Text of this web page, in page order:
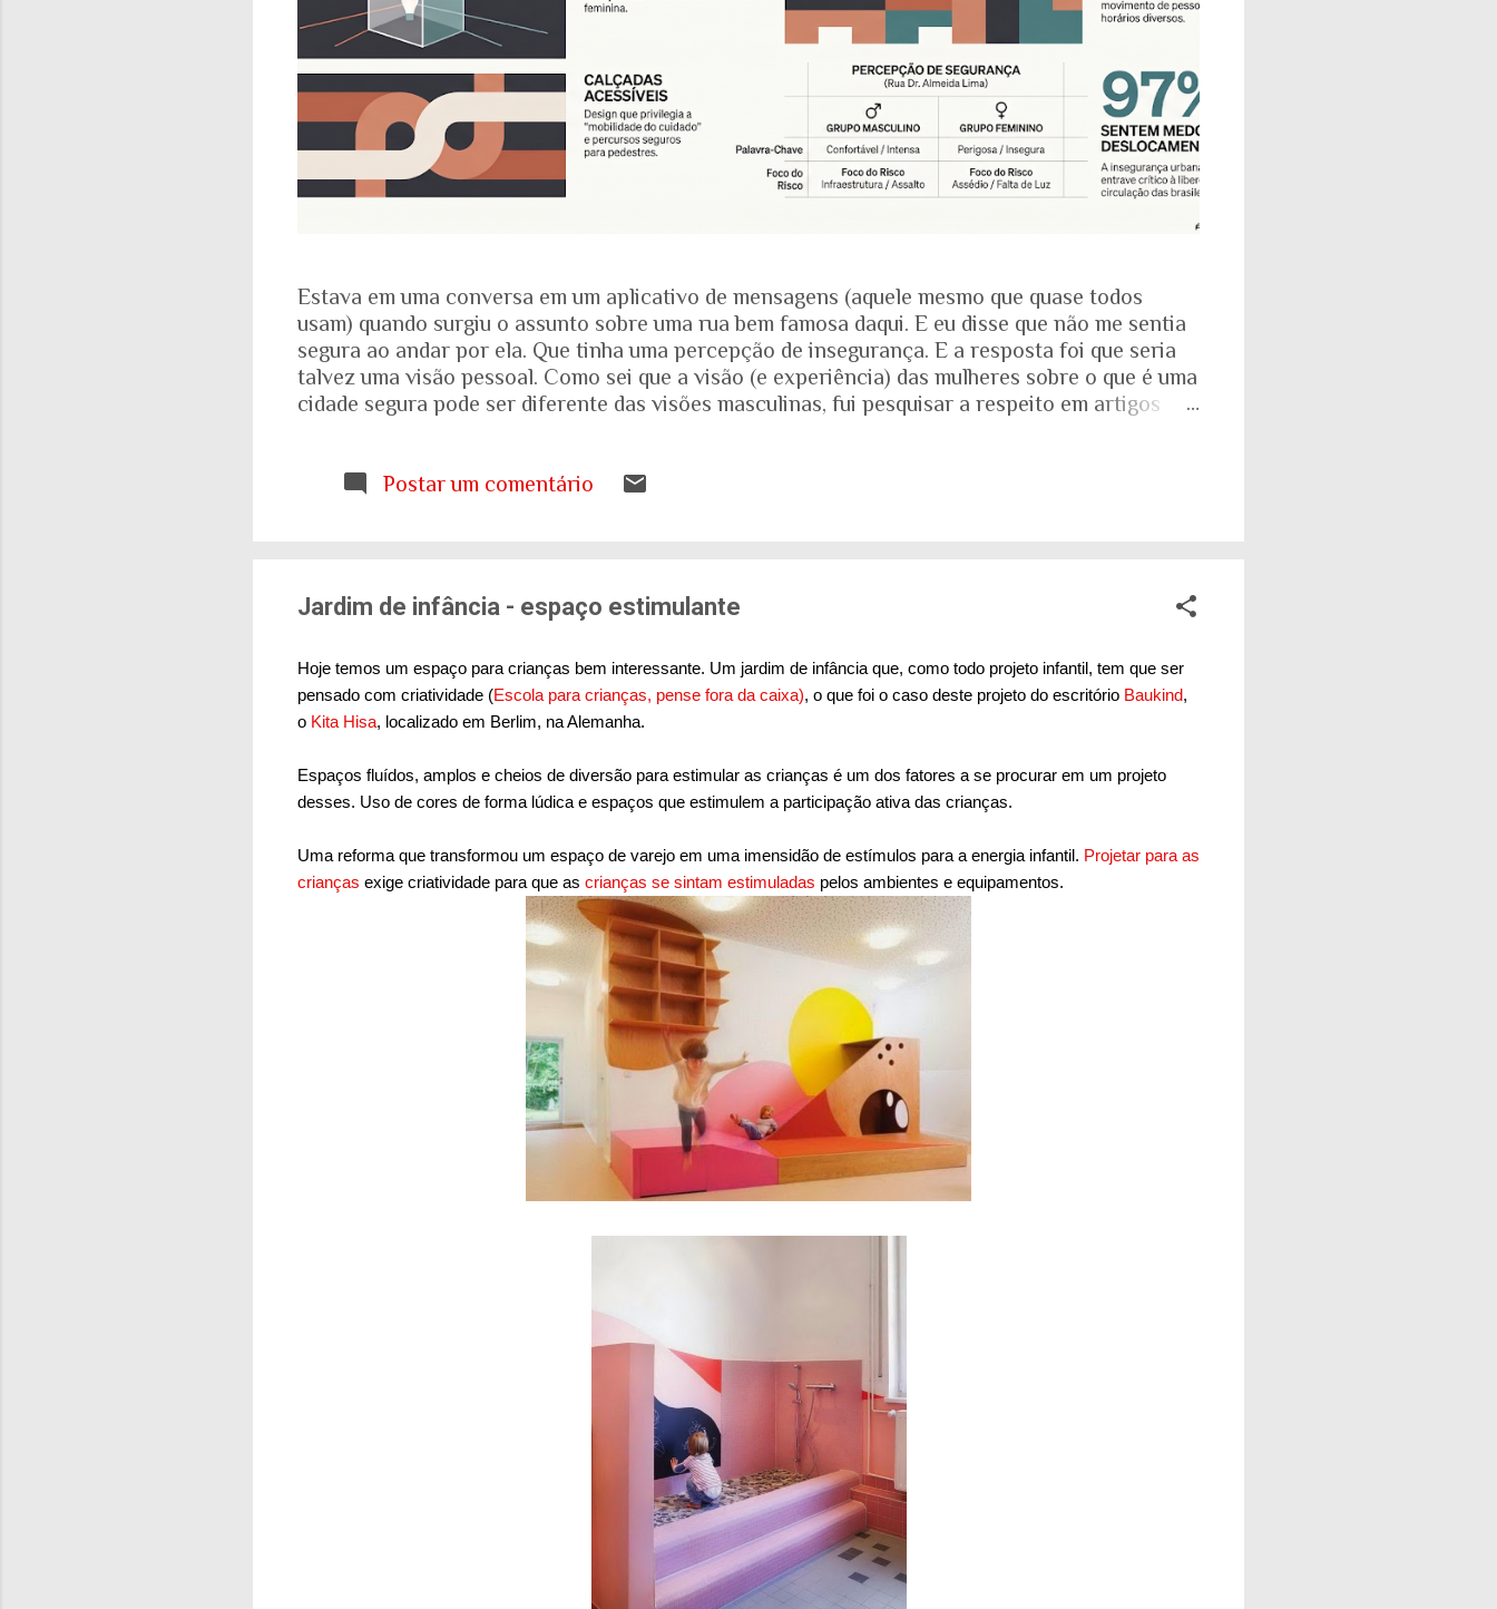
Estava em uma conversa em um aplicativo de mensagens (aquele mesmo que quase todos
usam) quando surgiu o assunto sobre uma rua bem famosa daqui. E eu disse que não me sentia
segura ao andar por ela. Que tinha uma percepção de insegurança. E a resposta foi que seria
talvez uma visão pessoal. Como sei que a visão (e experiência) das mulheres sobre o que é uma
cidade segura pode ser diferente das visões masculinas, fui pesquisar a respeito em artigos
Locomotiva, divulgada em setembro de 2024, mostrou um dado alarmante: que 97% das
sensação isolada. Se per...
Postar um comentário
Jardim de infância - espaço estimulante
Hoje temos um espaço para crianças bem interessante. Um jardim de infância que, como todo projeto infantil, tem que ser
pensado com criatividade (Escola para crianças, pense fora da caixa), o que foi o caso deste projeto do escritório Baukind,
o Kita Hisa, localizado em Berlim, na Alemanha.
Espaços fluídos, amplos e cheios de diversão para estimular as crianças é um dos fatores a se procurar em um projeto
desses. Uso de cores de forma lúdica e espaços que estimulem a participação ativa das crianças.
Uma reforma que transformou um espaço de varejo em uma imensidão de estímulos para a energia infantil. Projetar para as
crianças exige criatividade para que as crianças se sintam estimuladas pelos ambientes e equipamentos.